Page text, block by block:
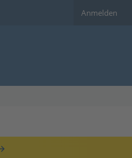
Anmelden